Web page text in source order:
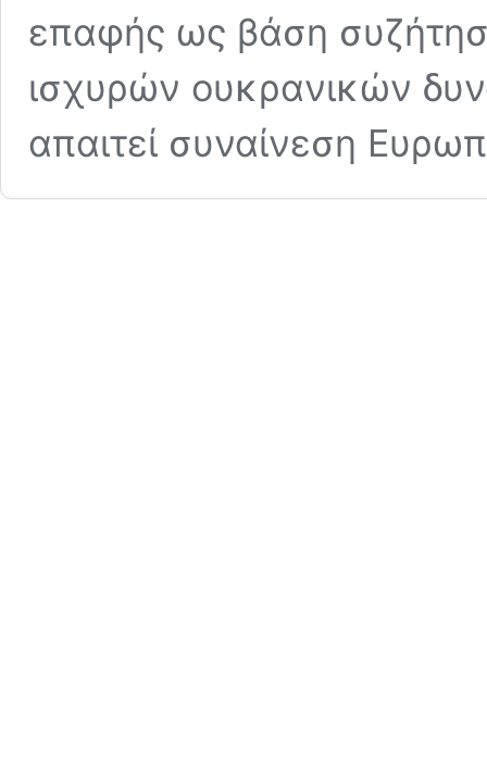
επαφής ως βάση
ισχυρών ουκρανικών
απαιτεί συναίνεση